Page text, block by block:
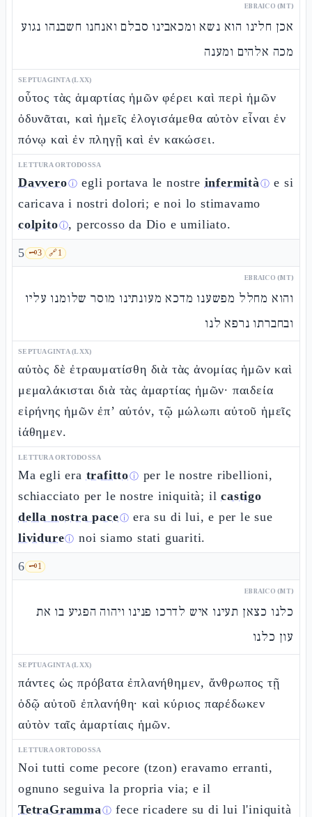
EBRAICO (MT)
אכן חלינו הוא נשא ומכאבינו סבלם ואנחנו חשבנהו נגוע
מכה אלהים ומענה
SEPTUAGINTA (LXX)
οὗτος τὰς ἁμαρτίας ἡμῶν φέρει καὶ περὶ ἡμῶν
ὀδυνᾶται, καὶ ἡμεῖς ἐλογισάμεθα αὐτὸν εἶναι ἐν
πόνῳ καὶ ἐν πληγῇ καὶ ἐν κακώσει.
LETTURA ORTODOSSA
Davveroⓘ egli portava le nostre infermitàⓘ e si
caricava i nostri dolori; e noi lo stimavamo
colpitoⓘ, percosso da Dio e umiliato.
5 🗝️3 🔗1
EBRAICO (MT)
והוא מחלל מפשענו מדכא מעונתינו מוסר שלומנו עליו
ובחברתו נרפא לנו
SEPTUAGINTA (LXX)
αὐτὸς δὲ ἐτραυματίσθη διὰ τὰς ἀνομίας ἡμῶν καὶ
μεμαλάκισται διὰ τὰς ἁμαρτίας ἡμῶν· παιδεία
εἰρήνης ἡμῶν ἐπ’ αὐτόν, τῷ μώλωπι αὐτοῦ ἡμεῖς
ἰάθημεν.
LETTURA ORTODOSSA
Ma egli era trafittoⓘ per le nostre ribellioni,
schiacciato per le nostre iniquità; ilcastigo
della nostra paceⓘ era su di lui, e per le sue
lividureⓘ noi siamo stati guariti.
6 🗝️1
EBRAICO (MT)
כלנו כצאן תעינו איש לדרכו פנינו ויהוה הפגיע בו את
עון כלנו
SEPTUAGINTA (LXX)
πάντες ὡς πρόβατα ἐπλανήθημεν, ἄνθρωπος τῇ
ὁδῷ αὐτοῦ ἐπλανήθη· καὶ κύριος παρέδωκεν
αὐτὸν ταῖς ἁμαρτίαις ἡμῶν.
LETTURA ORTODOSSA
Noi tutti come pecore (tzon) eravamo erranti,
ognuno seguiva la propria via; e il
TetraGrammaⓘ fece ricadere su di lui l'iniquità